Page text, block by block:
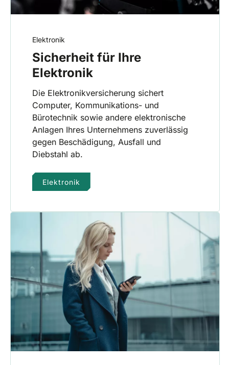
Elektronik
Sicherheit für Ihre
Elektronik
Die Elektronikversicherung sichert
Computer, Kommunikations- und
Bürotechnik sowie andere elektronische
Anlagen Ihres Unternehmens zuverlässig
gegen Beschädigung, Ausfall und
Diebstahl ab.
Elektronik